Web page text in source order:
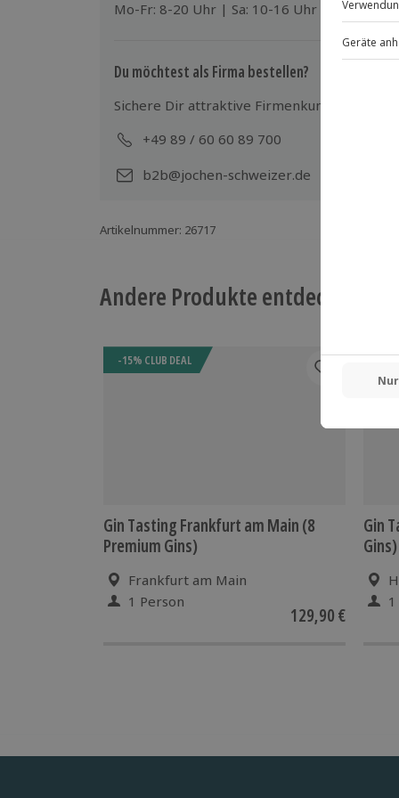
Mo-Fr: 8-20 Uhr | Sa: 10-16 Uhr
Du möchtest als Firma bestellen?
Sichere Dir attraktive Firmenkunden Vorteile.
+49 89 / 60 60 89 700
b2b@jochen-schweizer.de
Artikelnummer: 26717
Andere Produkte entdecken
-15% CLUB DEAL
Gin Tasting Frankfurt am Main (8
Premium Gins)
Frankfurt am Main
1 Person
129,90 €
-
Gin
Gins)